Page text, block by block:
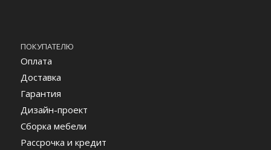
ПОКУПАТЕЛЮ
Оплата
Доставка
Гарантия
Дизайн-проект
Сборка мебели
Рассрочка и кредит